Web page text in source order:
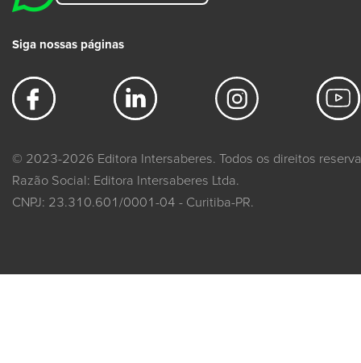
Siga nossas páginas
© 2023-2026 Editora Intersaberes. Todos os direitos
Razão Social: Editora Intersaberes Ltda.
CNPJ: 23.310.601/0001-04 - Curitiba-PR.